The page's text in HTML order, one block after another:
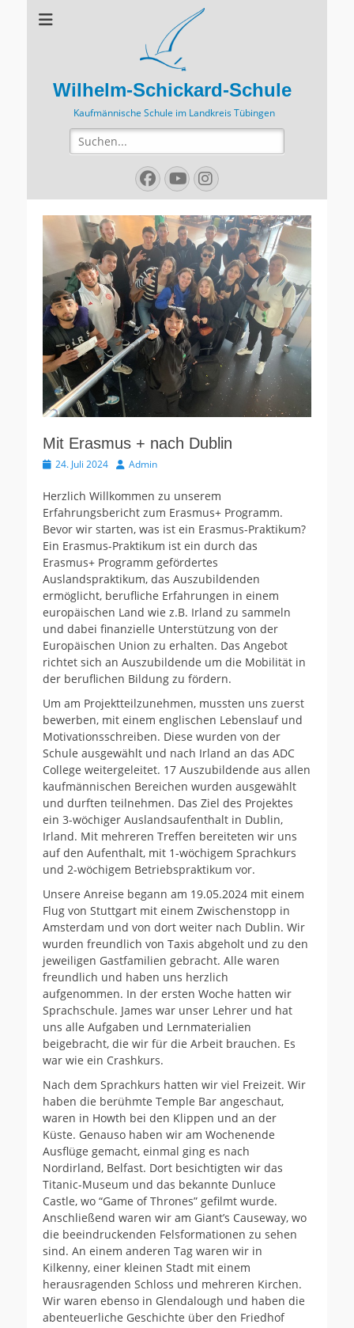
Wilhelm-Schickard-Schule
Kaufmännische Schule im Landkreis Tübingen
Suchen
nach:
Facebook
YouTube
Instagram
Mit Erasmus + nach Dublin
Veröffentlicht
24. Juli 2024 AutorAdmin
Herzlich Willkommen zu unserem
Erfahrungsbericht zum Erasmus+ Programm.
Bevor wir starten, was ist ein Erasmus-Praktikum?
Ein Erasmus-Praktikum ist ein durch das
Erasmus+ Programm gefördertes
Auslandspraktikum, das Auszubildenden
ermöglicht, berufliche Erfahrungen in einem
europäischen Land wie z.B. Irland zu sammeln
und dabei finanzielle Unterstützung von der
Europäischen Union zu erhalten. Das Angebot
richtet sich an Auszubildende um die Mobilität in
der beruflichen Bildung zu fördern.
Um am Projektteilzunehmen, mussten uns zuerst
bewerben, mit einem englischen Lebenslauf und
Motivationsschreiben. Diese wurden von der
Schule ausgewählt und nach Irland an das ADC
College weitergeleitet. 17 Auszubildende aus allen
kaufmännischen Bereichen wurden ausgewählt
und durften teilnehmen. Das Ziel des Projektes
ein 3-wöchiger Auslandsaufenthalt in Dublin,
Irland. Mit mehreren Treffen bereiteten wir uns
auf den Aufenthalt, mit 1-wöchigem Sprachkurs
und 2-wöchigem Betriebspraktikum vor.
Unsere Anreise begann am 19.05.2024 mit einem
Flug von Stuttgart mit einem Zwischenstopp in
Amsterdam und von dort weiter nach Dublin. Wir
wurden freundlich von Taxis abgeholt und zu den
jeweiligen Gastfamilien gebracht. Alle waren
freundlich und haben uns herzlich
aufgenommen. In der ersten Woche hatten wir
Sprachschule. James war unser Lehrer und hat
uns alle Aufgaben und Lernmaterialien
beigebracht, die wir für die Arbeit brauchen. Es
war wie ein Crashkurs.
Nach dem Sprachkurs hatten wir viel Freizeit. Wir
haben die berühmte Temple Bar angeschaut,
waren in Howth bei den Klippen und an der
Küste. Genauso haben wir am Wochenende
Ausflüge gemacht, einmal ging es nach
Nordirland, Belfast. Dort besichtigten wir das
Titanic-Museum und das bekannte Dunluce
Castle, wo “Game of Thrones” gefilmt wurde.
Anschließend waren wir am Giant’s Causeway, wo
die beeindruckenden Felsformationen zu sehen
sind. An einem anderen Tag waren wir in
Kilkenny, einer kleinen Stadt mit einem
herausragenden Schloss und mehreren Kirchen.
Wir waren ebenso in Glendalough und haben die
abenteuerliche Geschichte über den Friedhof